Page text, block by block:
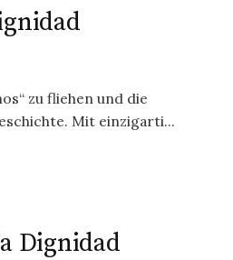
zu fliehen und die
Mit einzigarti...
Dignidad